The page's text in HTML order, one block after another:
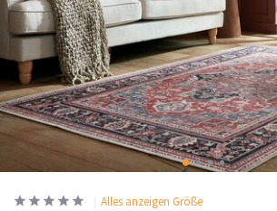
Alles anzeigen Größe